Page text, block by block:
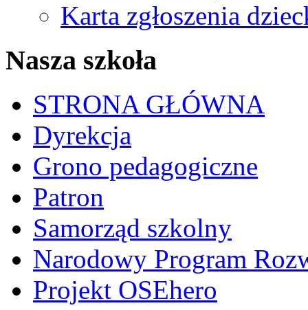
Karta zgłoszenia
Nasza szkoła
STRONA GŁÓWNA
Dyrekcja
Grono pedagogiczne
Patron
Samorząd szkolny
Narodowy Program
Projekt OSEhero